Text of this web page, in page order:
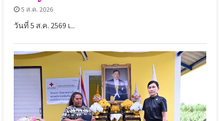
5 ส.ค. 2026
วันที่ 5 ส.ค. 2569 เ...